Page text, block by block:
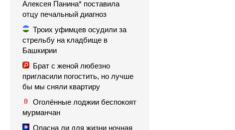
Алексея Панина* поставила
отцу печальный диагноз
Троих уфимцев осудили за
стрельбу на кладбище в
Башкирии
Брат с женой любезно
пригласили погостить, но лучше
бы мы сняли квартиру
Оголённые лоджии беспокоят
мурманчан
Опасна ли для жизни ночная